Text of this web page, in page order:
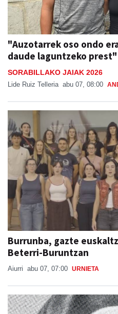
"Auzotarrek oso ondo
daude laguntzeko prest"
SORABILLAKO JAIAK 2026
Lide Ruiz Telleria abu 07, 08:00
Burrunba, gazte
Beterri-Buruntzan
Aiurri abu 07, 07:00 URNIETA